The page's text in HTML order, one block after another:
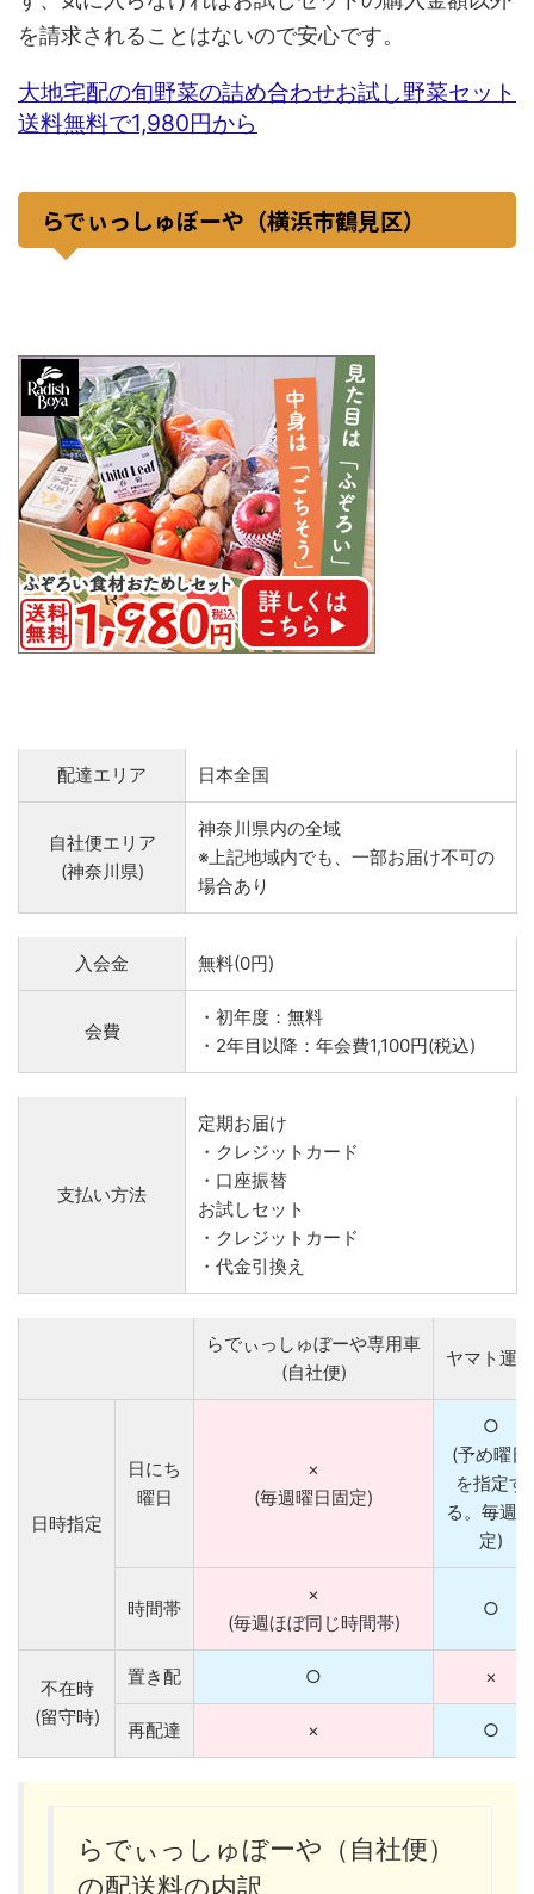
を請求されることはないので安心です。
大地宅配の旬野菜の詰め合わせお試し野菜セット
送料無料で1,980円から
らでぃっしゅぼーや（横浜市鶴見区）
配達エリア 日本全国
自社便エリア
(神奈川県)
神奈川県内の全域
※上記地域内でも、一部お届け不可の
場合あり
入会金 無料(0円)
会費
・初年度：無料
・2年目以降：年会費1,100円(税込)
支払い方法
定期お届け
・クレジットカード
・口座振替
お試しセット
・クレジットカード
・代金引換え
らでぃっしゅぼーや専用車
(自社便)
ヤマト運輸
日時指定
日にち
曜日
×
(毎週曜日固定)
○
(予め曜日
を指定す
る。毎週固
定)
時間帯
×
(毎週ほぼ同じ時間帯)
○
不在時
(留守時)
置き配 ○ ×
再配達 × ○
らでぃっしゅぼーや（自社便）
の配送料の内訳